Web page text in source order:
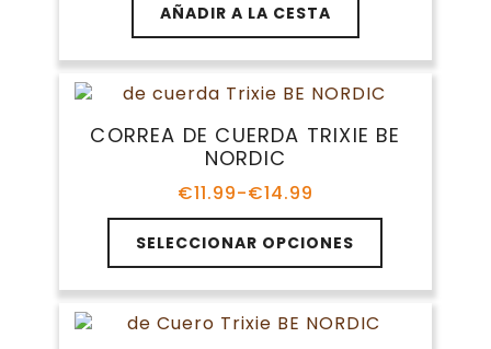
página
de
producto
AÑADIR A LA CESTA
CORREA DE CUERDA TRIXIE BE
NORDIC
€11.99-€14.99
Rango
de
precios:
desde
€11.99
hasta
€14.99
SELECCIONAR OPCIONES
Este
producto
tiene
múltiples
variantes.